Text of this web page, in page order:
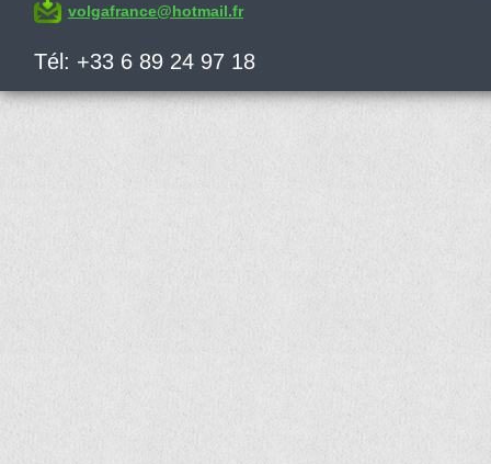
volgafrance@hotmail.fr
Tél: +33 6 89 24 97 18